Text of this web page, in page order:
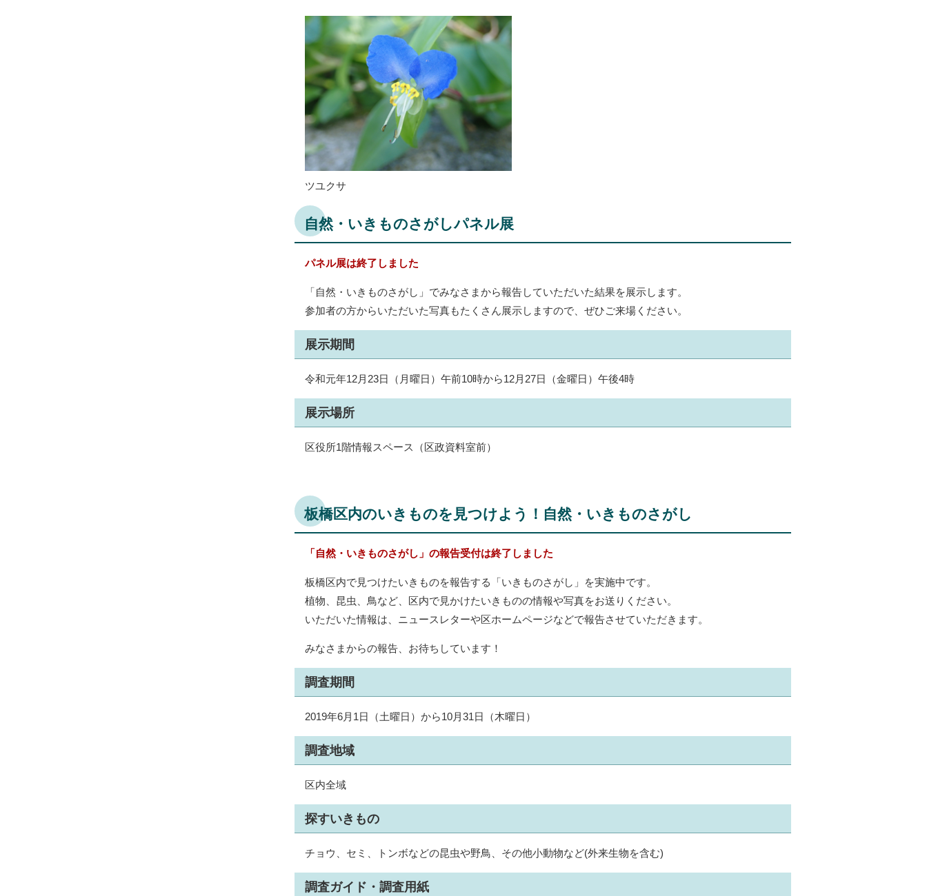
ツユクサ
自然・いきものさがしパネル展
パネル展は終了しました
「自然・いきものさがし」でみなさまから報告していただいた結果を展示します。
参加者の方からいただいた写真もたくさん展示しますので、ぜひご来場ください。
展示期間
令和元年12月23日（月曜日）午前10時から12月27日（金曜日）午後4時
展示場所
区役所1階情報スペース（区政資料室前）
板橋区内のいきものを見つけよう！自然・いきものさがし
「自然・いきものさがし」の報告受付は終了しました
板橋区内で見つけたいきものを報告する「いきものさがし」を実施中です。
植物、昆虫、鳥など、区内で見かけたいきものの情報や写真をお送りください。
いただいた情報は、ニュースレターや区ホームページなどで報告させていただきます。
みなさまからの報告、お待ちしています！
調査期間
2019年6月1日（土曜日）から10月31日（木曜日）
調査地域
区内全域
探すいきもの
チョウ、セミ、トンボなどの昆虫や野鳥、その他小動物など(外来生物を含む)
調査ガイド・調査用紙